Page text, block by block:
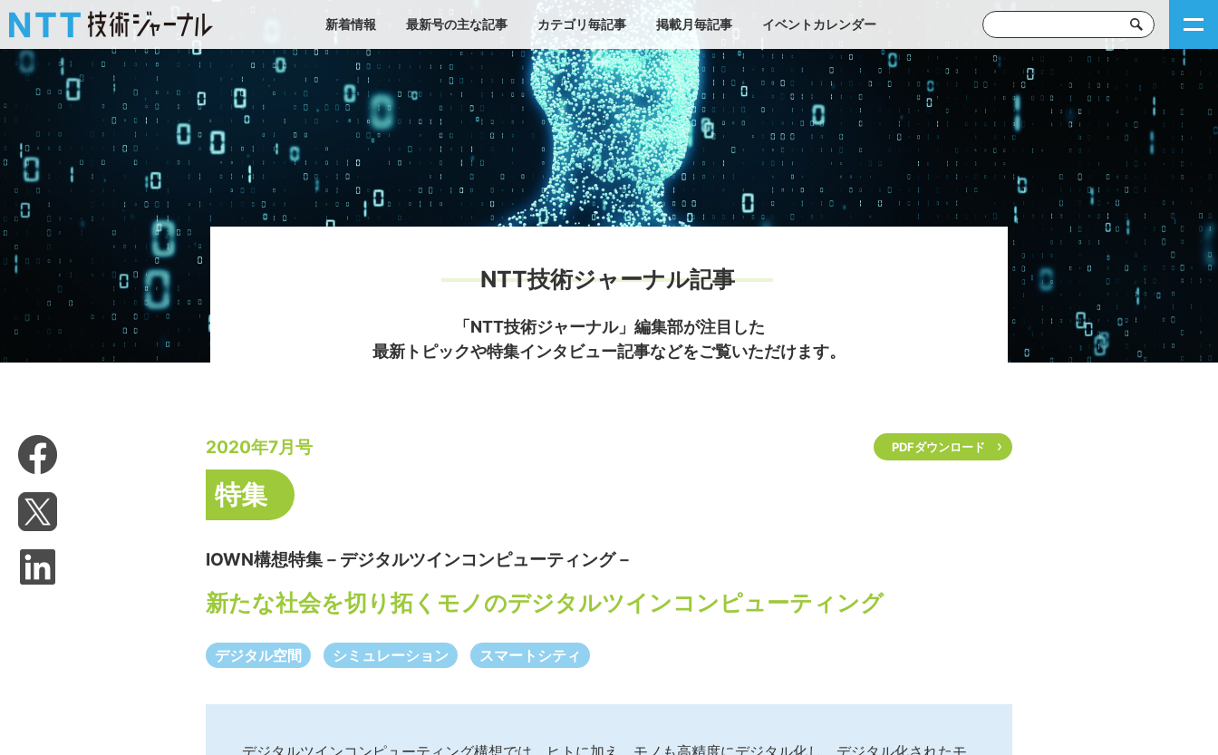
新着情報 最新号の主な記事 カテゴリ毎記事 掲載月毎記事 イベントカレンダー
NTT技術ジャーナル記事
「NTT技術ジャーナル」編集部が注目した
最新トピックや特集インタビュー記事などをご覧いただけます。
PDFダウンロード
2020年7月号
特集
IOWN構想特集－デジタルツインコンピューティング－
新たな社会を切り拓くモノのデジタルツインコンピューティング
デジタル空間 シミュレーション スマートシティ
デジタルツインコンピューティング構想では、ヒトに加え、モノも高精度にデジタル化し、デジタル化されたモ